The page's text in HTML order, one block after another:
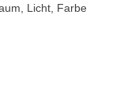
Licht, Farbe